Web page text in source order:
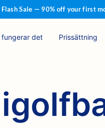
Flash Sale — 90% off your first
fungerar det Prissättning